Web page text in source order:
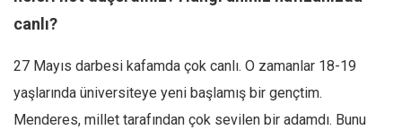
canlı?
27 Mayıs darbesi kafamda çok canlı. O zamanlar 18-19
yaşlarında üniversiteye yeni başlamış bir gençtim.
Menderes, millet tarafından çok sevilen bir adamdı. Bunu